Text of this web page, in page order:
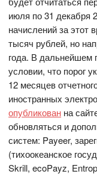
июля по 31 декабря
начислений за этот
тысяч рублей, но
года. В дальнейшем
условии, что порог
12 месяцев
иностранных
опубликован на
обновляться и
систем: Payeer,
(тихоокеанское
Skrill, ecoPayz,